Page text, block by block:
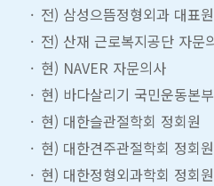
전) 삼성으뜸정형외과 대표
전) 산재 근로복지공단 자문
현) NAVER 자문의사
현) 바다살리기 국민운동본
현) 대한슬관절학회 정회원
현) 대한견주관절학회 정회원
현) 대한정형외과학회 정회원